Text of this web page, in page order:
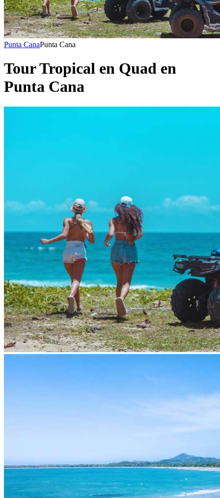
Punta CanaPunta Cana
Tour Tropical en Quad en
Punta Cana